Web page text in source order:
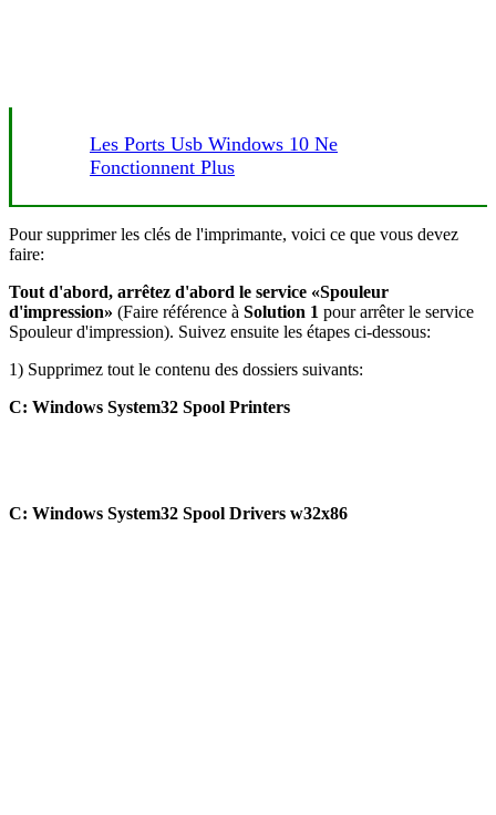
Les Ports Usb Windows 10 Ne
Fonctionnent Plus
Pour supprimer les clés de l'imprimante, voici ce que vous devez
faire:
Tout d'abord, arrêtez d'abord le service «Spouleur
d'impression» (Faire référence à Solution 1 pour arrêter le service
Spouleur d'impression). Suivez ensuite les étapes ci-dessous:
1) Supprimez tout le contenu des dossiers suivants:
C: Windows System32 Spool Printers
C: Windows System32 Spool Drivers w32x86